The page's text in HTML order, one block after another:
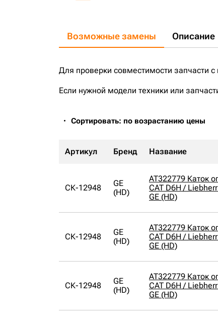
Возможные замены Описание
Для проверки совместимости запчасти с
Если нужной модели техники или
Сортировать: по возрастанию цены
Артикул Бренд Название
СК-12948
GE
(HD)
AT322779 Каток
CAT D6H /
GE (HD)
СК-12948
GE
(HD)
AT322779 Каток
CAT D6H /
GE (HD)
СК-12948
GE
(HD)
AT322779 Каток
CAT D6H /
GE (HD)